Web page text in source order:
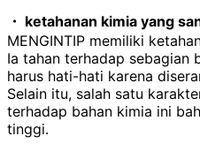
・ ketahanan kimia yang
MENGINTIP memiliki
Ia tahan terhadap sebagian
harus hati-hati karena
Selain itu, salah satu
terhadap bahan kimia ini
tinggi.